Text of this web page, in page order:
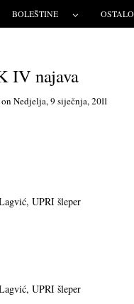
BOLEŠTINE OSTALO
IV najava
onNedjelja, 9 siječnja, 2011
UPRI šleper
UPRI šleper